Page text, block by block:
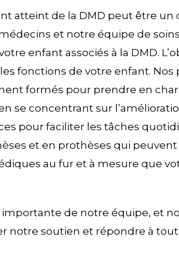
atteint de la DMD peut être un
et notre équipe de
enfant associés à la DMD.
fonctions de votre enfant.
formés pour prendre en
se concentrant sur
pour faciliter les tâches
et en prothèses qui peuvent
au fur et à mesure que
de notre équipe, et
notre soutien et répondre à